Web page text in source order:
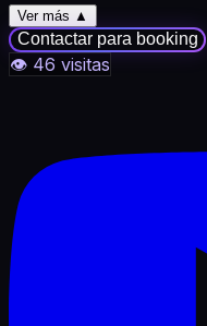
Con el tiempo, mi
querer seguir
interpretación de
Cofundadora de
talento femenino
Actualmente hago
Default Series
Fundadora de NØƎMA
selección musical, el
Ver más ▲
Contactar para booking
👁 46 visitas